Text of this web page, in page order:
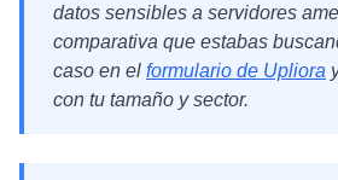
datos sensibles a servidores
comparativa que estabas
caso en el formulario de Upliora
con tu tamaño y sector.